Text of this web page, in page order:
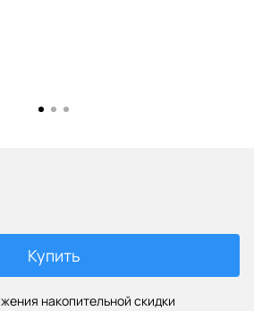
Купить
накопительной скидки